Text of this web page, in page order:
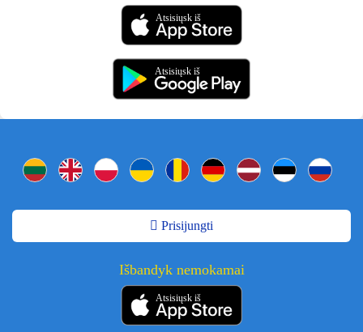
Atsisiųsk iš
Atsisiųsk iš
Prisijungti
Išbandyk nemokamai
Atsisiųsk iš